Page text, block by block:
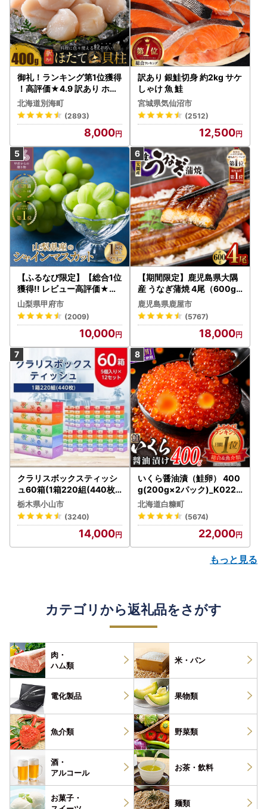
御礼！ランキング第1位獲得
！高評価★4.9 訳あり ホタ
テ 400g（ほたて 帆立 貝柱
冷凍 ）
北海道別海町
(2893)
8,000
訳あり 銀鮭切身 約2kg サケ
しゃけ 魚 鮭
宮城県気仙沼市
(2512)
12,500
【ふるなび限定】【総合1位
獲得!! レビュー高評価★】
〈2026年度配送分〉山梨
県産 シャインマスカット 2
～3房（1.0kg以上）シャイ
ン フルーツ FN-Limited-S
P
山梨県甲府市
(2009)
10,000
【期間限定】鹿児島県大隅
産 うなぎ蒲焼 4尾（600g
） KN007-004-04-cp18
うなぎ 鰻 魚 惣菜 総菜
鹿児島県鹿屋市
(5767)
18,000
クラリスボックスティッシ
ュ60箱(1箱220組(440枚))
(5個入り×12セット)【配送
不可地域：離島・沖縄県】
【1256759】
栃木県小山市
(3240)
14,000
いくら醤油漬（鮭卵） 400
g(200g×2パック)_K022-
1676
北海道白糠町
(5674)
22,000
もっと見る
カテゴリから返礼品をさがす
肉・
ハム類
米・パン
電化製品 果物類
魚介類 野菜類
酒・
アルコール
お茶・ 飲料
お菓子・
麺類